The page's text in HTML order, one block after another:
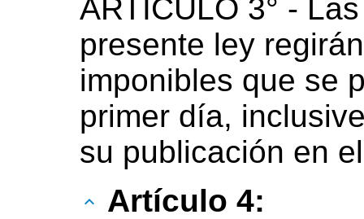
ARTICULO 3° -
presente ley
imponibles que se
primer día,
su publicación en
Artículo 4: